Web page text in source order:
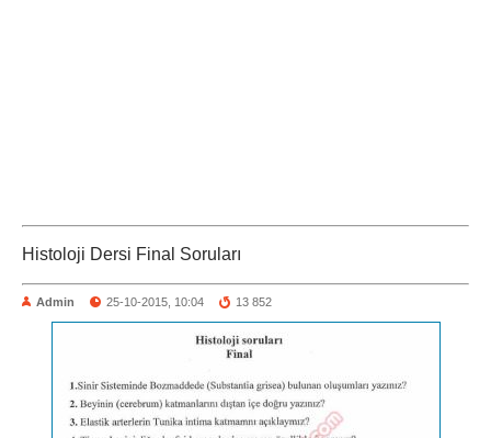
Histoloji Dersi Final Soruları
Admin 25-10-2015, 10:04 13 852